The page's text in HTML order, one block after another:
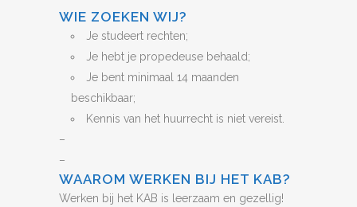
WIE ZOEKEN WIJ?
Je studeert rechten;
Je hebt je propedeuse behaald;
Je bent minimaal 14 maanden
beschikbaar;
Kennis van het huurrecht is niet vereist.
–
–
WAAROM WERKEN BIJ HET KAB?
Werken bij het KAB is leerzaam en gezellig!